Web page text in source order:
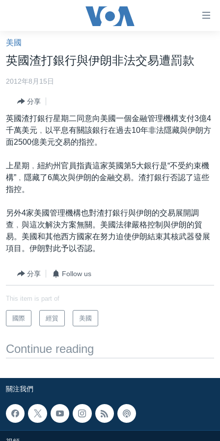
礙
鏈
接
跳
內
容
跳
到
導
航
轉
到
檢
索
美國大選2024
台灣
美中關係
海外港人
揭謊頻道
美國
中國
國際
經貿
VOA 60秒 (國際)
美國專訊
YOUTUBE頻道
時事經緯
新聞音頻
港人港心
建國史話
廣播節目表
其他語言網站
美國
英國渣打銀行與伊朗非法交易遭罰款
2012年8月15日
分享
英國渣打銀行星期二同意向美國一個金融管理機構支付3億4
千萬美元﹐以平息有關該銀行在過去10年非法隱藏與伊朗方
面2500億美元交易的指控。
上星期﹐紐約州官員指責這家英國第5大銀行是“不受約束機
構”﹐隱藏了6萬次與伊朗的金融交易。渣打銀行否認了這些
指控。
另外4家美國管理機構也對渣打銀行與伊朗的交易展開調
查﹐與這次解決方案無關。美國法律嚴格控制與伊朗的貿
易。美國和其他西方國家在努力迫使伊朗結束其核武器發展
項目。伊朗對此予以否認。
分享 Follow us
This item is part of
國際 經貿 美國
Continue reading
關注我們